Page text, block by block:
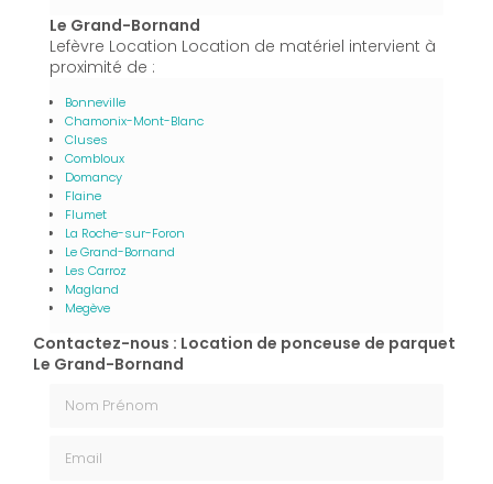
Le Grand-Bornand
Lefèvre Location Location de matériel intervient à
proximité de :
Bonneville
Chamonix-Mont-Blanc
Cluses
Combloux
Domancy
Flaine
Flumet
La Roche-sur-Foron
Le Grand-Bornand
Les Carroz
Magland
Megève
Contactez-nous : Location de ponceuse de parquet
Le Grand-Bornand